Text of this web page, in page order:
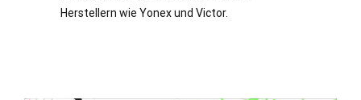
Herstellern wie Yonex und Victor.